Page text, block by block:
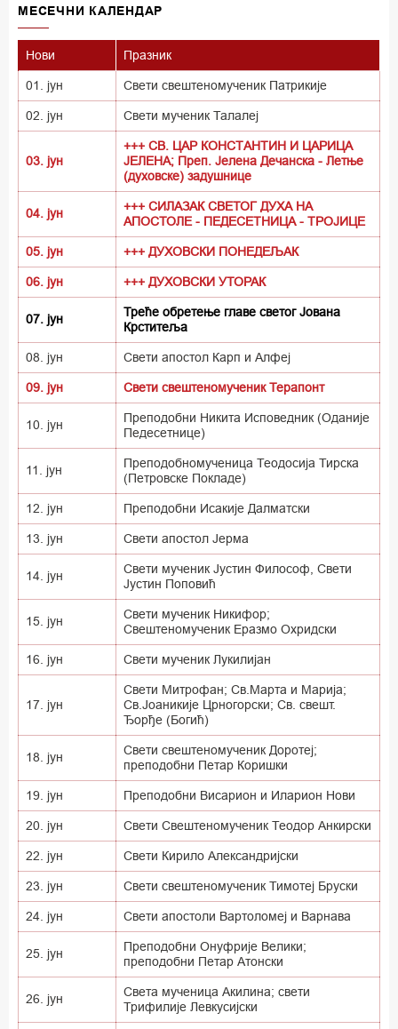
MECEЧНИ КАЛЕНДАР
Нови Празник
01. јун Свети свештеномученик Патрикије
02. јун Свети мученик Талалеј
03. јун
+++ СВ. ЦАР КОНСТАНТИН И ЦАРИЦА
ЈЕЛЕНА; Преп. Јелена Дечанска - Летње
(духовске) задушнице
04. јун
+++ СИЛАЗАК СВЕТОГ ДУХА НА
АПОСТОЛЕ - ПЕДЕСЕТНИЦА - ТРОЈИЦЕ
05. јун +++ ДУХОВСКИ ПОНЕДЕЉАК
06. јун +++ ДУХОВСКИ УТОРАК
07. јун
Треће обретење главе светог Јована
Крститеља
08. јун Свети апостол Карп и Алфеј
09. јун Свети свештеномученик Терапонт
10. јун
Преподобни Никита Исповедник (Оданије
Педесетнице)
11. јун
Преподобномученица Теодосија Тирска
(Петровске Покладе)
12. јун Преподобни Исакије Далматски
13. јун Свети апостол Јерма
14. јун
Свети мученик Јустин Философ, Свети
Јустин Поповић
15. јун
Свети мученик Никифор;
Свештеномученик Еразмо Охридски
16. јун Свети мученик Лукилијан
17. јун
Свети Митрофан; Св.Марта и Марија;
Св.Јоаникије Црногорски; Св. свешт.
Ђорђе (Богић)
18. јун
Свети свештеномученик Доротеј;
преподобни Петар Коришки
19. јун Преподобни Висарион и Иларион Нови
20. јун Свети Свештеномученик Теодор Анкирски
22. јун Свети Кирило Александријски
23. јун Свети свештеномученик Тимотеј Бруски
24. јун Свети апостоли Вартоломеј и Варнава
25. јун
Преподобни Онуфрије Велики;
преподобни Петар Атонски
26. јун
Света мученица Акилина; свети
Трифилије Левкусијски